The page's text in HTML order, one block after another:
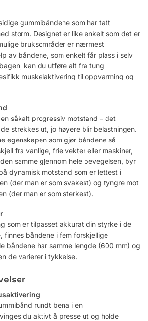
gummibåndene som har tatt
storm. Designet er like enkelt som det er
bruksområder er nærmest
av båndene, som enkelt får plass i selv
kan du utføre alt fra tung
muskelaktivering til oppvarming og
såkalt progressiv motstand – det
strekkes ut, jo høyere blir belastningen.
egenskapen som gjør båndene så
fra vanlige, frie vekter eller maskiner,
samme gjennom hele bevegelsen, byr
dynamisk motstand som er lettest i
(der man er som svakest) og tyngre mot
(der man er som sterkest).
som er tilpasset akkurat din styrke i de
finnes båndene i fem forskjellige
båndene har samme lengde (600 mm) og
de varierer i tykkelse.
rundt bena i en
du aktivt å presse ut og holde